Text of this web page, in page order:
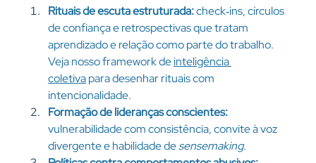
Rituais de escuta estruturada: check‑ins, círculos
de confiança e retrospectivas que tratam
aprendizado e relação como parte do trabalho.
Veja nosso framework de inteligência
coletiva para desenhar rituais com
intencionalidade.
Formação de lideranças conscientes:
vulnerabilidade com consistência, convite à voz
divergente e habilidade de sensemaking.